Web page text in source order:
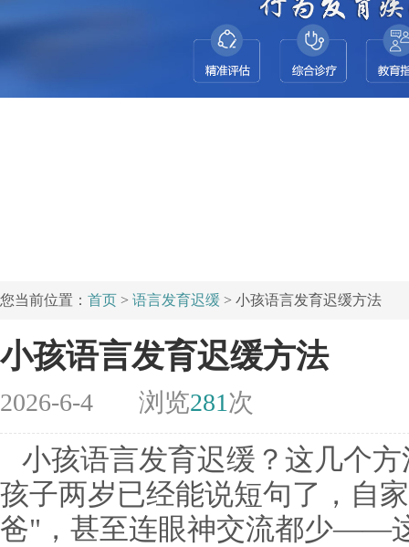
您当前位置： 首页 > 语言发育迟缓 > 小孩语言发育迟缓方法
小孩语言发育迟缓方法
2026-6-4 浏览281次
小孩语言发育迟缓？这几个
孩子两岁已经能说短句了，自
爸"，甚至连眼神交流都少——